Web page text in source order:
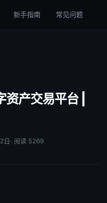
新手指南 常见问题
产交易平台 |
日· 阅读 5269